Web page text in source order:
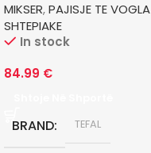
MIKSER,PAJISJE TE VOGLA
SHTEPIAKE
In stock
84.99 €
BRAND TEFAL